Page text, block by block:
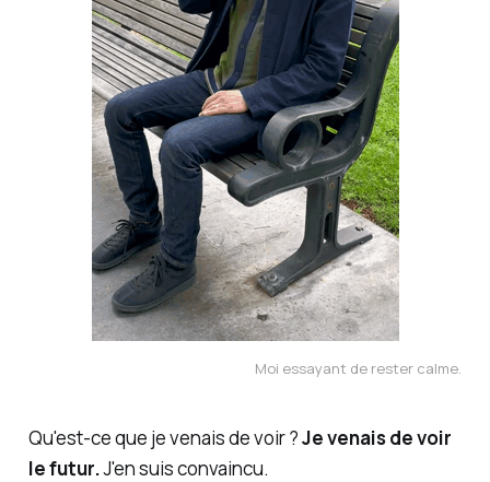
Moi essayant de rester calme.
Qu'est-ce que je venais de voir ?Je venais de voir
le futur.J'en suis convaincu.